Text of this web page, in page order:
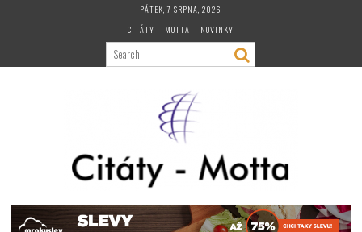
PÁTEK, 7 SRPNA, 2026
CITÁTY
MOTTA NOVINKY